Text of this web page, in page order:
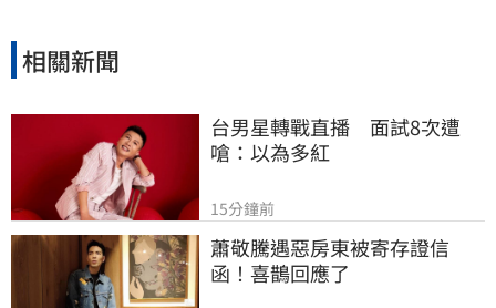
相關新聞
台男星轉戰直播　面試8次遭
嗆：以為多紅
15分鐘前
蕭敬騰遇惡房東被寄存證信
函！喜鵲回應了